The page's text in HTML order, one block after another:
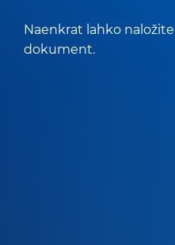
Naenkrat lahko
dokument.